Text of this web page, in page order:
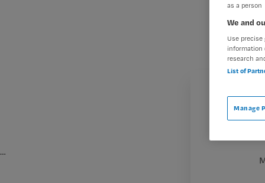
…
as a person
We and
Use
information
research
List of
Manage